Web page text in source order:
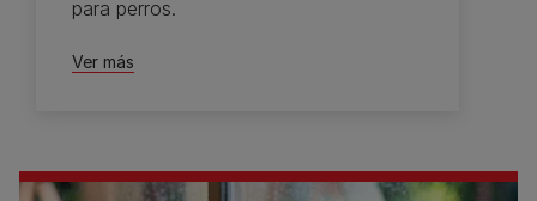
para perros.
Ver más